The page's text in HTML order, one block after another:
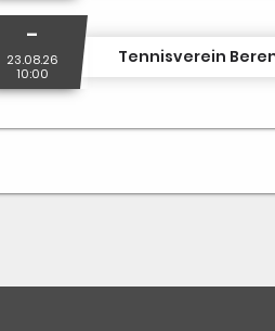
-
23.08.26
10:00
Tennisverein